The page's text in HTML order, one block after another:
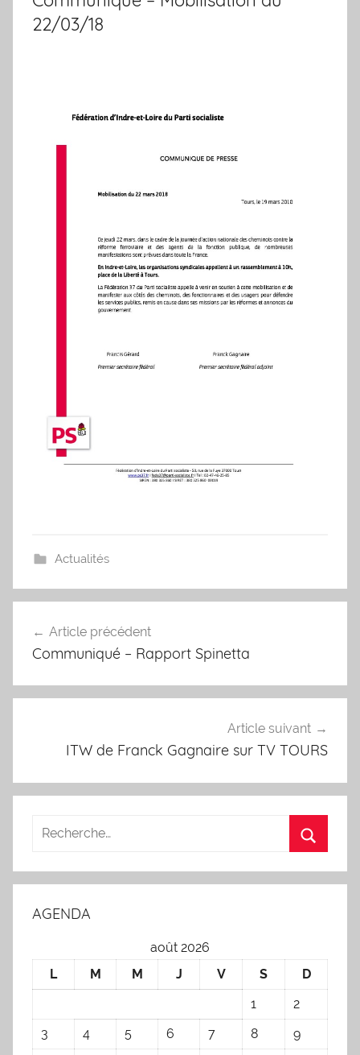
22/03/18
Actualités
de
Article précédent
Communiqué – Rapport Spinetta
Article suivant
ITW de Franck Gagnaire sur TV TOURS
AGENDA
août 2026
L
M M J V S
D
1
2
3
4 5 6 7 8
9